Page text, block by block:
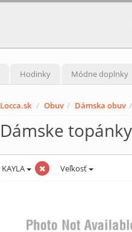
Hodinky Módne doplnky
Locca.sk Obuv Dámska obuv
Dámske
KAYLA Veľkosť